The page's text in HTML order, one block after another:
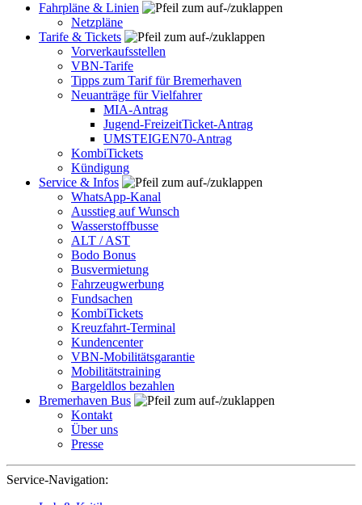
Fahrpläne & Linien
Netzpläne
Tarife & Tickets
Vorverkaufsstellen
VBN-Tarife
Tipps zum Tarif für Bremerhaven
Neuanträge für Vielfahrer
MIA-Antrag
Jugend-FreizeitTicket-Antrag
UMSTEIGEN70-Antrag
KombiTickets
Kündigung
Service & Infos
WhatsApp-Kanal
Ausstieg auf Wunsch
Wasserstoffbusse
ALT / AST
Bodo Bonus
Busvermietung
Fahrzeugwerbung
Fundsachen
KombiTickets
Kreuzfahrt-Terminal
Kundencenter
VBN-Mobilitätsgarantie
Mobilitätstraining
Bargeldlos bezahlen
Bremerhaven Bus
Kontakt
Über uns
Presse
Service-Navigation: